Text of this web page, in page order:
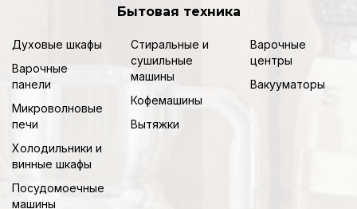
Бытовая техника
Духовые шкафы
Варочные
панели
Микроволновые
печи
Холодильники и
винные шкафы
Посудомоечные
машины
Стиральные и
сушильные
машины
Кофемашины
Вытяжки
Варочные
центры
Вакууматоры